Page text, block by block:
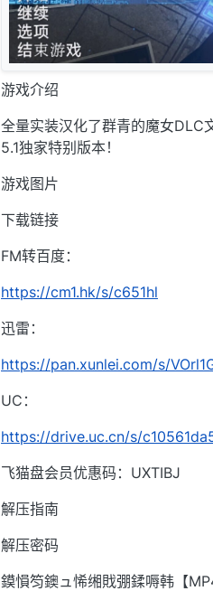
游戏介绍
全量实装汉化了群青的魔女DLC
5.1独家特别版本！
游戏图片
下载链接
FM转百度：
https://cm1.hk/s/c651hl
迅雷：
https://pan.xunlei.com/s/
UC：
https://drive.uc.cn/s/
飞猫盘会员优惠码：UXTIBJ
解压指南
解压密码
鏌愪笉鐭ュ悕缃戝弸鍒嗕韩【